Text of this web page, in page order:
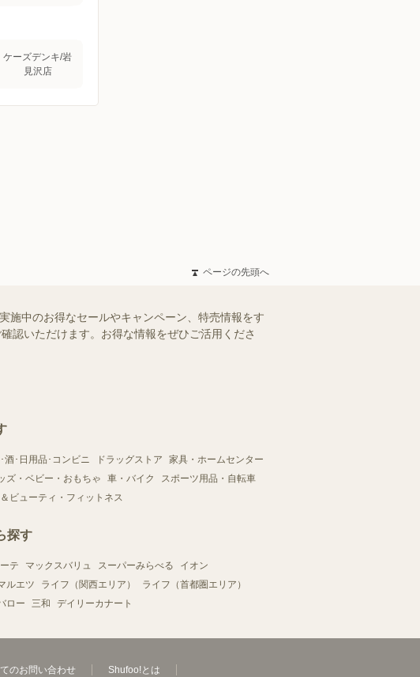
ケーズデンキ/岩
見沢店
ページの先頭へ
施中のお得なセールやキャンペーン、特売情報をす
認いただけます。お得な情報をぜひご活用くださ
酒･日用品･コンビニ ドラッグストア
家具・ホームセンター
ズ・ベビー・おもちゃ 車・バイク
スポーツ用品・自転車
ビューティ・フィットネス
探す
テ マックスバリュ スーパーみらべる
イオン
ルエツ ライフ（関西エリア）
ライフ（首都圏エリア）
ロー 三和 デイリーカナート
のお問い合わせ Shufoo!とは